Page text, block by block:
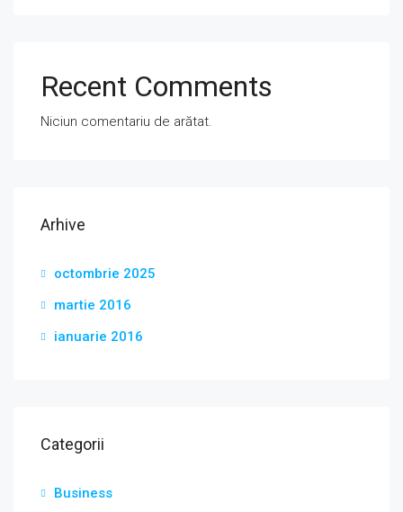
Recent Comments
Niciun comentariu de arătat.
Arhive
octombrie 2025
martie 2016
ianuarie 2016
Categorii
Business